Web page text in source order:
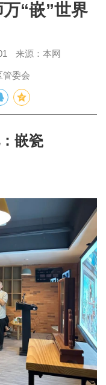
“嵌”世界
来源： 本网
管委会
嵌瓷